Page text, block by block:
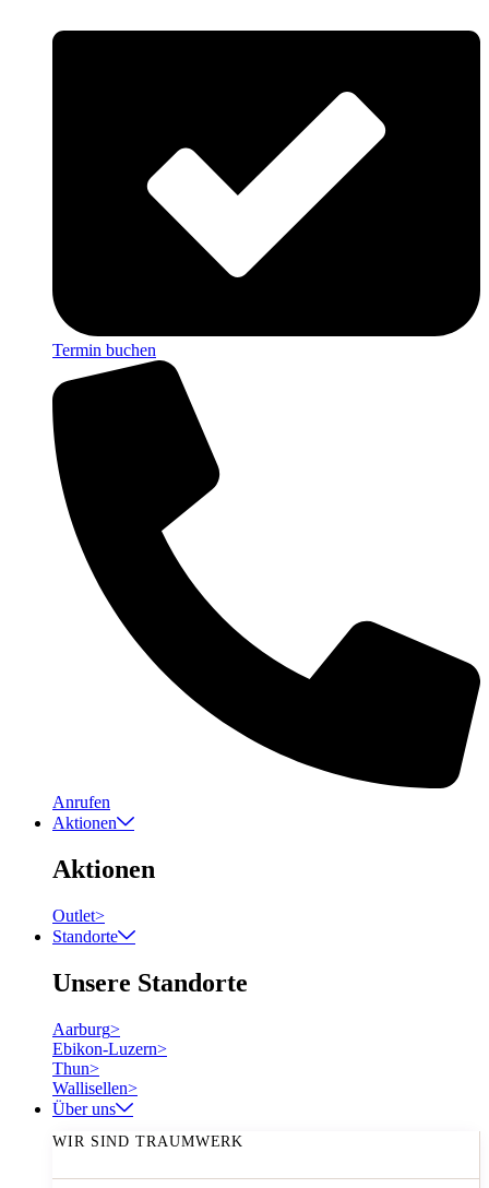
Termin buchen
Anrufen
Aktionen
Aktionen
Outlet>
Standorte
Unsere Standorte
Aarburg>
Ebikon-Luzern>
Thun>
Wallisellen>
Über uns
WIR SIND TRAUMWERK